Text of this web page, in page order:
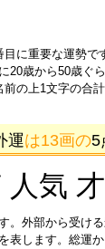
に重要な運勢で
20歳から50歳ぐ
の上1文字の合計
運は13画の5
人気
。外部から受け
表します。総運